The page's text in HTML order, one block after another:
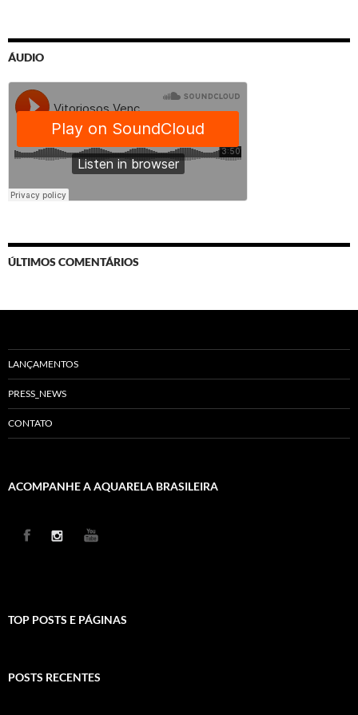
ÁUDIO
ÚLTIMOS COMENTÁRIOS
LANÇAMENTOS
PRESS_NEWS
CONTATO
ACOMPANHE A AQUARELA BRASILEIRA
TOP POSTS E PÁGINAS
POSTS RECENTES